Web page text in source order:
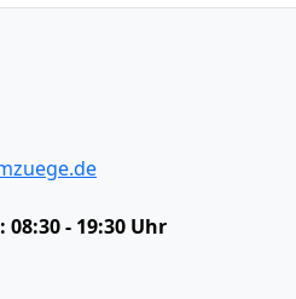
08:30 - 19:30 Uhr